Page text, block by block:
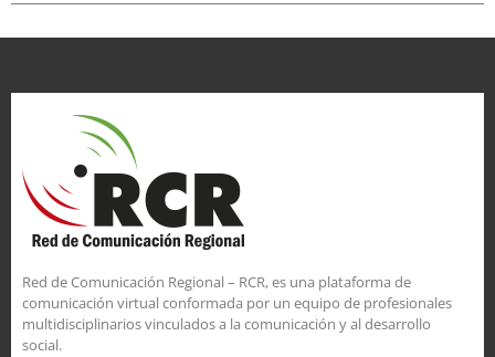
Red de Comunicación Regional – RCR, es una plataforma de
comunicación virtual conformada por un equipo de profesionales
multidisciplinarios vinculados a la comunicación y al desarrollo
social.